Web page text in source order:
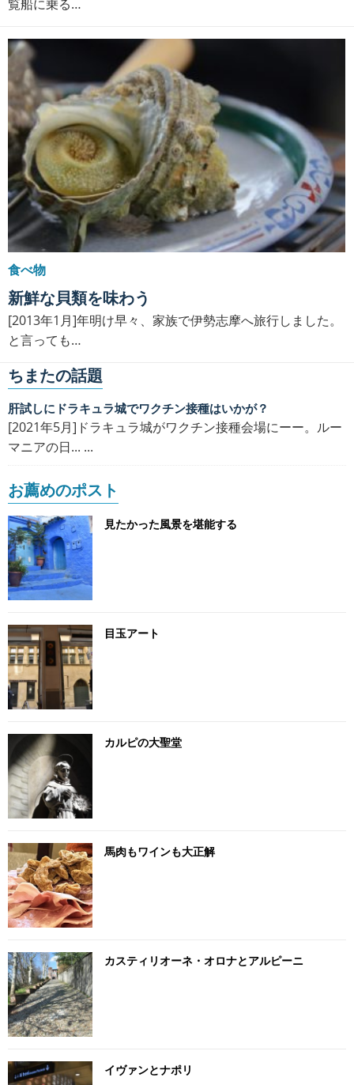
覧船に乗る…
食べ物
新鮮な貝類を味わう
[2013年1月]年明け早々、家族で伊勢志摩へ旅行しました。
と言っても…
ちまたの話題
肝試しにドラキュラ城でワクチン接種はいかが？
[2021年5月]ドラキュラ城がワクチン接種会場にーー。ルー
マニアの日... ...
お薦めのポスト
見たかった風景を堪能する
目玉アート
カルピの大聖堂
馬肉もワインも大正解
カスティリオーネ・オロナとアルピーニ
イヴァンとナポリ